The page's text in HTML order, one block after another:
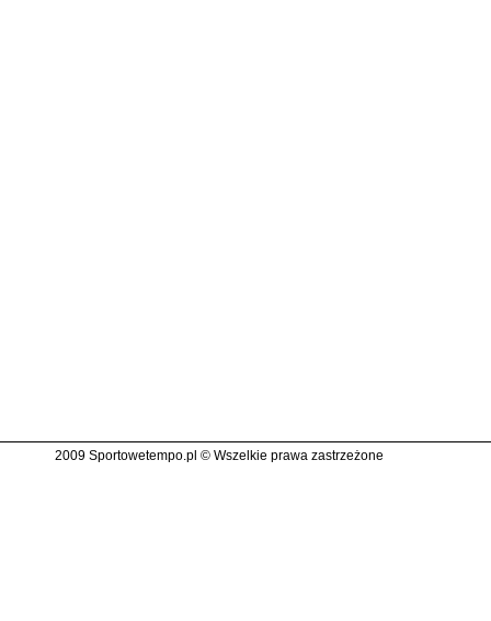
2009 Sportowetempo.pl © Wszelkie prawa zastrzeżone